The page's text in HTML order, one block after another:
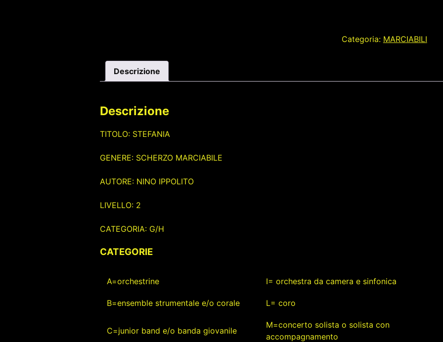
Categoria: MARCIABILI
Descrizione
Descrizione
TITOLO: STEFANIA
GENERE: SCHERZO MARCIABILE
AUTORE: NINO IPPOLITO
LIVELLO: 2
CATEGORIA: G/H
CATEGORIE
A=orchestrine I= orchestra da camera e sinfonica
B=ensemble strumentale e/o corale L= coro
C=junior band e/o banda giovanile
M=concerto solista o solista con
accompagnamento